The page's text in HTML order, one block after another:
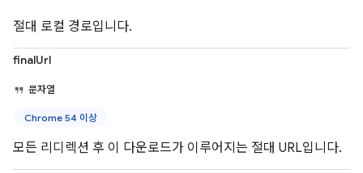
절대 로컬 경로입니다.
finalUrl
문자열
Chrome 54 이상
모든 리디렉션 후 이 다운로드가 이루어지는 절대 URL입니다.